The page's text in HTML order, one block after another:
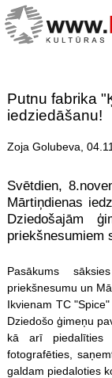
Putnu fabrika
iedziedāšanu!
Zoja Golubeva,
Svētdien,
Mārtiņdienas
Dziedošajām
priekšnesumiem
Pasākums
priekšnesumu un
Ikvienam TC
Dziedošo ģimeņu
kā arī piedalīties
fotografēties,
galdam piedaloties